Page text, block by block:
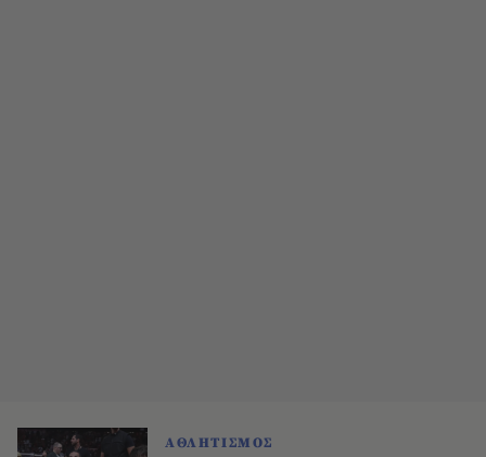
ΑΘΛΗΤΙΣΜΟΣ